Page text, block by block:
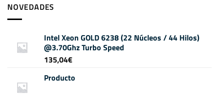
NOVEDADES
Intel Xeon GOLD 6238 (22 Núcleos / 44 Hilos)
@3.70Ghz Turbo Speed
135,04€
Producto